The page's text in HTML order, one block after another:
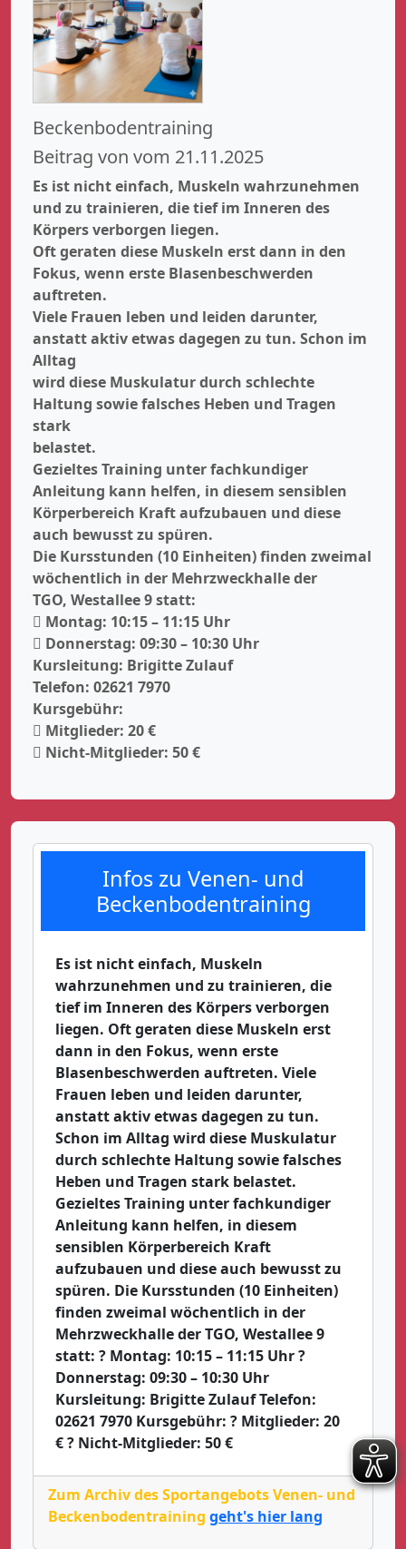
Beckenbodentraining
Beitrag von vom 21.11.2025
Es ist nicht einfach, Muskeln wahrzunehmen
und zu trainieren, die tief im Inneren des
Körpers verborgen liegen.
Oft geraten diese Muskeln erst dann in den
Fokus, wenn erste Blasenbeschwerden
auftreten.
Viele Frauen leben und leiden darunter,
anstatt aktiv etwas dagegen zu tun. Schon im
Alltag
wird diese Muskulatur durch schlechte
Haltung sowie falsches Heben und Tragen
stark
belastet.
Gezieltes Training unter fachkundiger
Anleitung kann helfen, in diesem sensiblen
Körperbereich Kraft aufzubauen und diese
auch bewusst zu spüren.
Die Kursstunden (10 Einheiten) finden zweimal
wöchentlich in der Mehrzweckhalle der
TGO, Westallee 9 statt:
 Montag: 10:15 – 11:15 Uhr
 Donnerstag: 09:30 – 10:30 Uhr
Kursleitung: Brigitte Zulauf
Telefon: 02621 7970
Kursgebühr:
 Mitglieder: 20 €
 Nicht-Mitglieder: 50 €
Infos zu Venen- und
Beckenbodentraining
Es ist nicht einfach, Muskeln
wahrzunehmen und zu trainieren, die
tief im Inneren des Körpers verborgen
liegen. Oft geraten diese Muskeln erst
dann in den Fokus, wenn erste
Blasenbeschwerden auftreten. Viele
Frauen leben und leiden darunter,
anstatt aktiv etwas dagegen zu tun.
Schon im Alltag wird diese Muskulatur
durch schlechte Haltung sowie falsches
Heben und Tragen stark belastet.
Gezieltes Training unter fachkundiger
Anleitung kann helfen, in diesem
sensiblen Körperbereich Kraft
aufzubauen und diese auch bewusst zu
spüren. Die Kursstunden (10 Einheiten)
finden zweimal wöchentlich in der
Mehrzweckhalle der TGO, Westallee 9
statt: ? Montag: 10:15 – 11:15 Uhr ?
Donnerstag: 09:30 – 10:30 Uhr
Kursleitung: Brigitte Zulauf Telefon:
02621 7970 Kursgebühr: ? Mitglieder: 20
€ ? Nicht-Mitglieder: 50 €
Zum Archiv des Sportangebots Venen- und
Beckenbodentraining geht's hier lang